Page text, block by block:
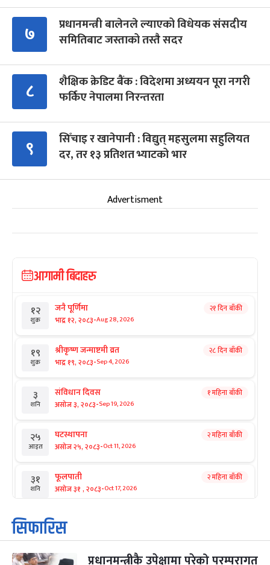
७
प्रधानमन्त्री बालेनले ल्याएको विधेयक संसदीय
समितिबाट जस्ताको तस्तै सदर
८
शैक्षिक क्रेडिट बैंक : विदेशमा अध्ययन पूरा नगरी
फर्किए नेपालमा निरन्तरता
९
सिँचाइ र खानेपानी : विद्युत् महसुलमा सहुलियत
दर, तर १३ प्रतिशत भ्याटको भार
Advertisment
आगामी बिदाहरु
१२
शुक्र
जनै पूर्णिमा
भाद्र १२, २०८३-Aug 28, 2026
२१ दिन बाँकी
१९
शुक्र
श्रीकृष्ण जन्माष्टमी व्रत
भाद्र १९, २०८३-Sep 4, 2026
२८ दिन बाँकी
३
शनि
संविधान दिवस
असोज ३, २०८३-Sep 19, 2026
१ महिना बाँकी
२५
आइत
घटस्थापना
असोज २५, २०८३-Oct 11, 2026
२ महिना बाँकी
३१
शनि
फूलपाती
असोज ३१ , २०८३-Oct 17, 2026
२ महिना बाँकी
१
आइत
कार्तिक सङ्क्रान्ति
कार्तिक १, २०८३
महानवमी २ महिना बाँकी
सिफारिस
प्रधानमन्त्रीकै उपेक्षामा परेको परम्परागत